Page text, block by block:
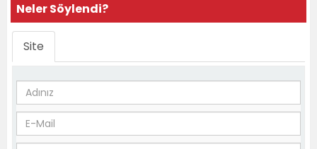
Neler Söylendi?
Site